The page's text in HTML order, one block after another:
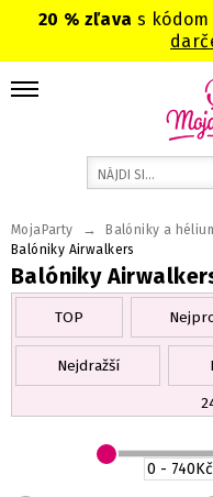
20 % zľavas kódom
Balóniky
MojaParty → Balóniky a
Balóniky Airwalkers
TOP
Nejdražší